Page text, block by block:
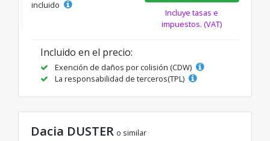
incluido
Incluye tasas e
impuestos. (VAT)
Incluido en el precio:
Exención de daños por colisión (CDW)
La responsabilidad de terceros(TPL)
Dacia DUSTER o similar